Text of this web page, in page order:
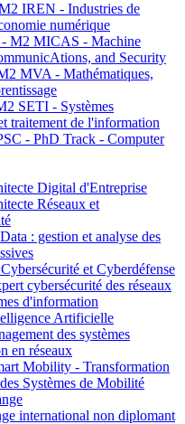
IREN - Industries de
numérique
M2 MICAS - Machine
and Security
MVA - Mathématiques,
SETI - Systèmes
traitement de l'information
- PhD Track - Computer
Digital d'Entreprise
Réseaux et
: gestion et analyse des
et Cyberdéfense
cybersécurité des réseaux
d'information
Artificielle
des systèmes
en réseaux
Mobility - Transformation
Systèmes de Mobilité
international non diplomant